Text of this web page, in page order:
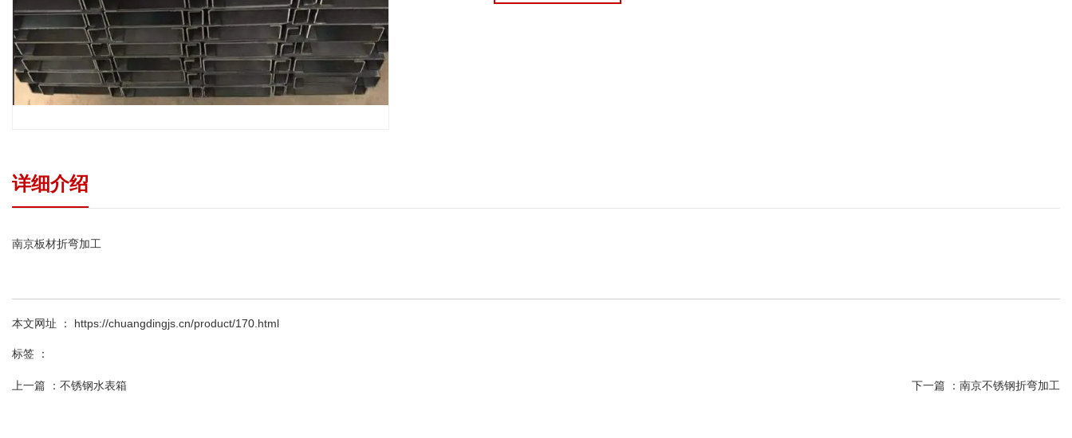
详细介绍
南京板材折弯加工
本文网址 ： https://chuangdingjs.cn/product/170.html
标签 ：
上一篇 ： 不锈钢水表箱 下一篇 ： 南京不锈钢折弯加工